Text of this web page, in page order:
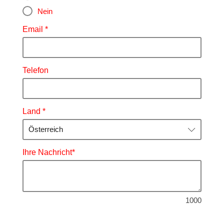
Nein
Email
Telefon
Land
Österreich
Ihre Nachricht
1000